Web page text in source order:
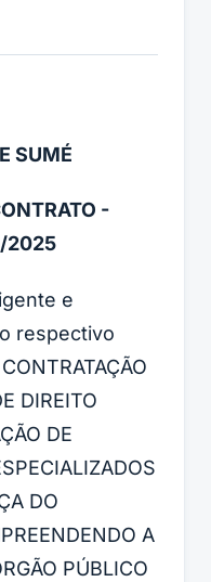
SUMÉ
-
2025
e
respectivo
DIREITO
DE
DO
A
PÚBLICO